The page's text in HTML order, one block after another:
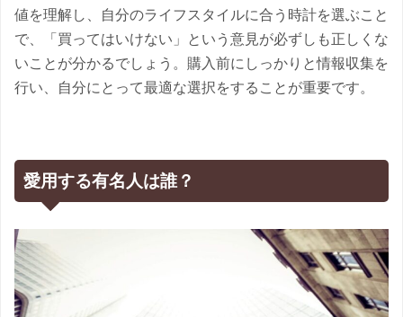
値を理解し、自分のライフスタイルに合う時計を選ぶこと
で、「買ってはいけない」という意見が必ずしも正しくな
いことが分かるでしょう。購入前にしっかりと情報収集を
行い、自分にとって最適な選択をすることが重要です。
愛用する有名人は誰？